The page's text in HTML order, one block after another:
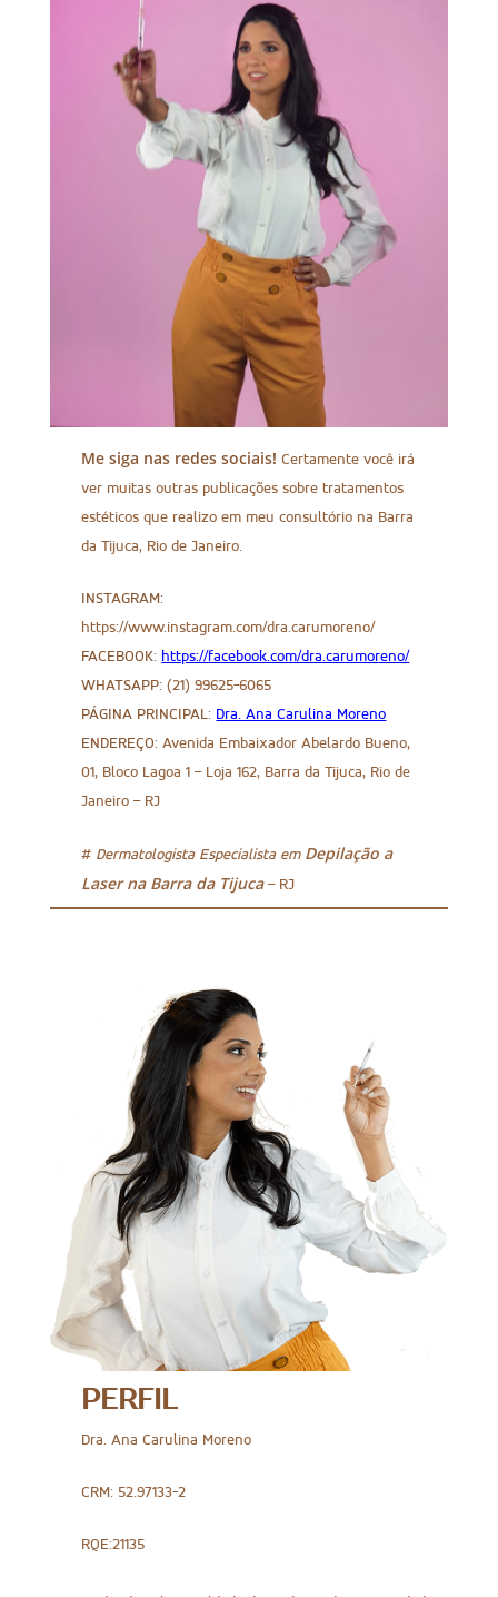
Me siga nas redes sociais! Certamente você irá
ver muitas outras publicações sobre tratamentos
estéticos que realizo em meu consultório na Barra
da Tijuca, Rio de Janeiro.
INSTAGRAM:
https://www.instagram.com/dra.carumoreno/
FACEBOOK: https://facebook.com/dra.carumoreno/
WHATSAPP: (21) 99625-6065
PÁGINA PRINCIPAL: Dra. Ana Carulina Moreno
ENDEREÇO: Avenida Embaixador Abelardo Bueno,
01, Bloco Lagoa 1 – Loja 162, Barra da Tijuca, Rio de
Janeiro – RJ
# Dermatologista Especialista em Depilação a
Laser na Barra da Tijuca– RJ
PERFIL
Dra. Ana Carulina Moreno
CRM: 52.97133-2
RQE:21135